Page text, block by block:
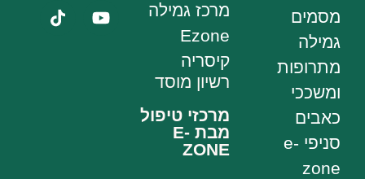
מסמים
גמילה
מתרופות
ומשככי
כאבים
סניפי e-
zone
מרכז גמילה
Ezone
קיסריה
רשיון מוסד
מרכזי טיפול
מבת E-
ZONE